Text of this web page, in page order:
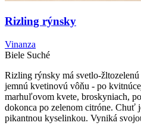
Rizling rýnsky
Vinanza
Biele Suché
Rizling rýnsky má svetlo-
jemnú kvetinovú vôňu - po
marhuľovom kvete, broskyniach,
dokonca po zelenom citróne. Chuť
pikantnou kyselinkou. Vyniká